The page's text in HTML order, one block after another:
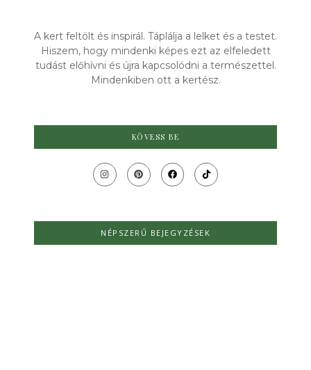
A kert feltölt és inspirál. Táplálja a lelket és a testet.
Hiszem, hogy mindenki képes ezt az elfeledett
tudást előhívni és újra kapcsolódni a természettel.
Mindenkiben ott a kertész.
KÖVESS BE
NÉPSZERŰ BEJEGYZÉSEK